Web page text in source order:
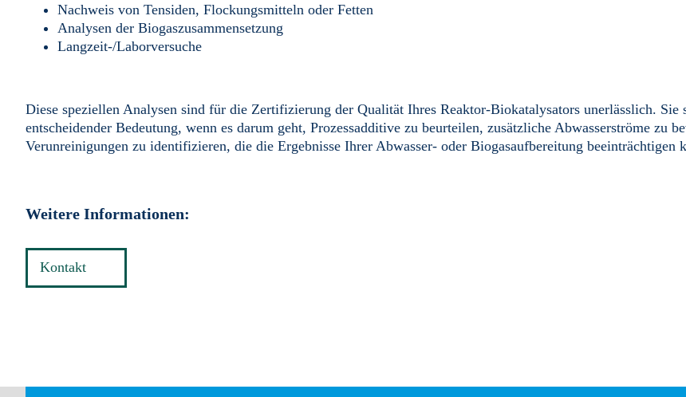
Nachweis von Tensiden, Flockungsmitteln oder Fetten
Analysen der Biogaszusammensetzung
Langzeit-/Laborversuche
Diese speziellen Analysen sind für die Zertifizierung der Qualität Ihres Reaktor-Biokatalysators unerlässlich. Sie
entscheidender Bedeutung, wenn es darum geht, Prozessadditive zu beurteilen, zusätzliche Abwasserströme zu
Verunreinigungen zu identifizieren, die die Ergebnisse Ihrer Abwasser- oder Biogasaufbereitung beeinträchtigen
Weitere Informationen:
Kontakt